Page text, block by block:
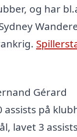
og har
Gérard
assists på
lavet 3